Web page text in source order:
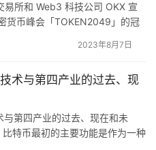
所和 Web3 科技公司 OKX 宣
货币峰会「TOKEN2049」的冠
来超过 10,000 名与会者，或成
2023年8月7日
术与第四产业的过去、现
与第四产业的过去、现在和未
特币最初的主要功能是作为一种